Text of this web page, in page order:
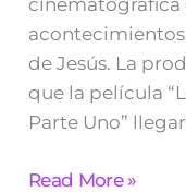
cinematográfica
de Jesús. La
que la película
Parte Uno”
Read More »